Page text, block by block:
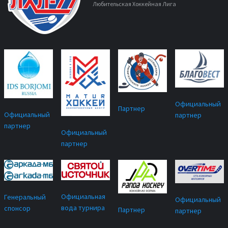
Любительская Хоккейная Лига
Официальный
партнер
Официальный
партнер
Партнер
Официальный
партнер
Генеральный
спонсор
Официальная
вода турнира
Партнер
Официальный
партнер